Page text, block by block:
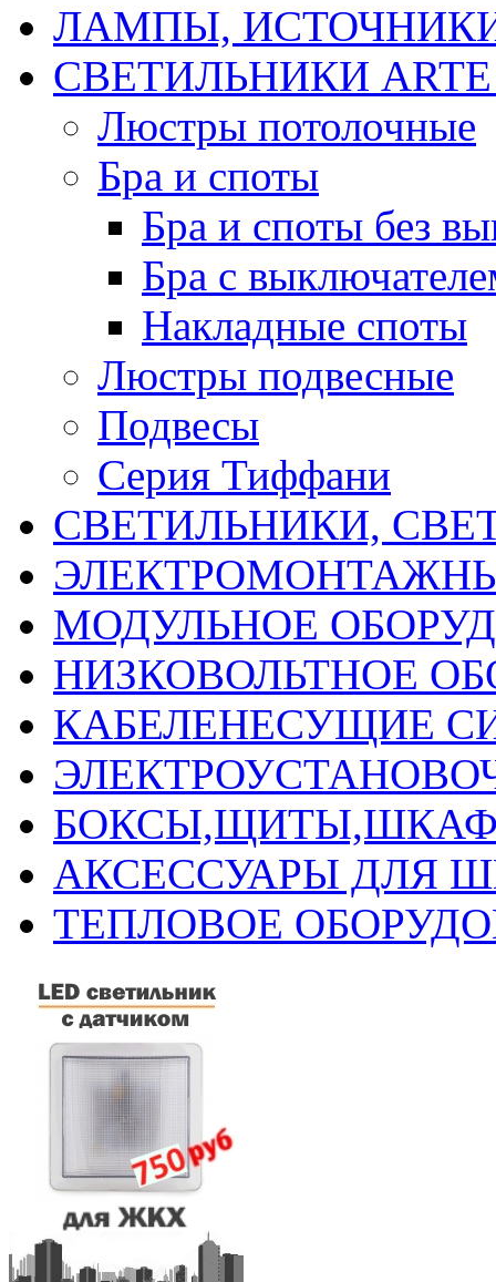
ЛАМПЫ,
СВЕТИЛЬНИКИ ARTE
Люстры потолочные
Бра и споты
Бра и споты без
Бра с
Накладные споты
Люстры подвесные
Подвесы
Серия Тиффани
СВЕТИЛЬНИКИ,
МОДУЛЬНОЕ
НИЗКОВОЛЬТНОЕ
КАБЕЛЕНЕСУЩИЕ
АКСЕССУАРЫ ДЛЯ
ТЕПЛОВОЕ